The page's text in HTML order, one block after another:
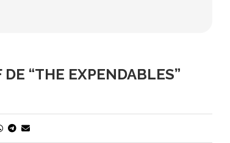
“THE EXPENDABLES”